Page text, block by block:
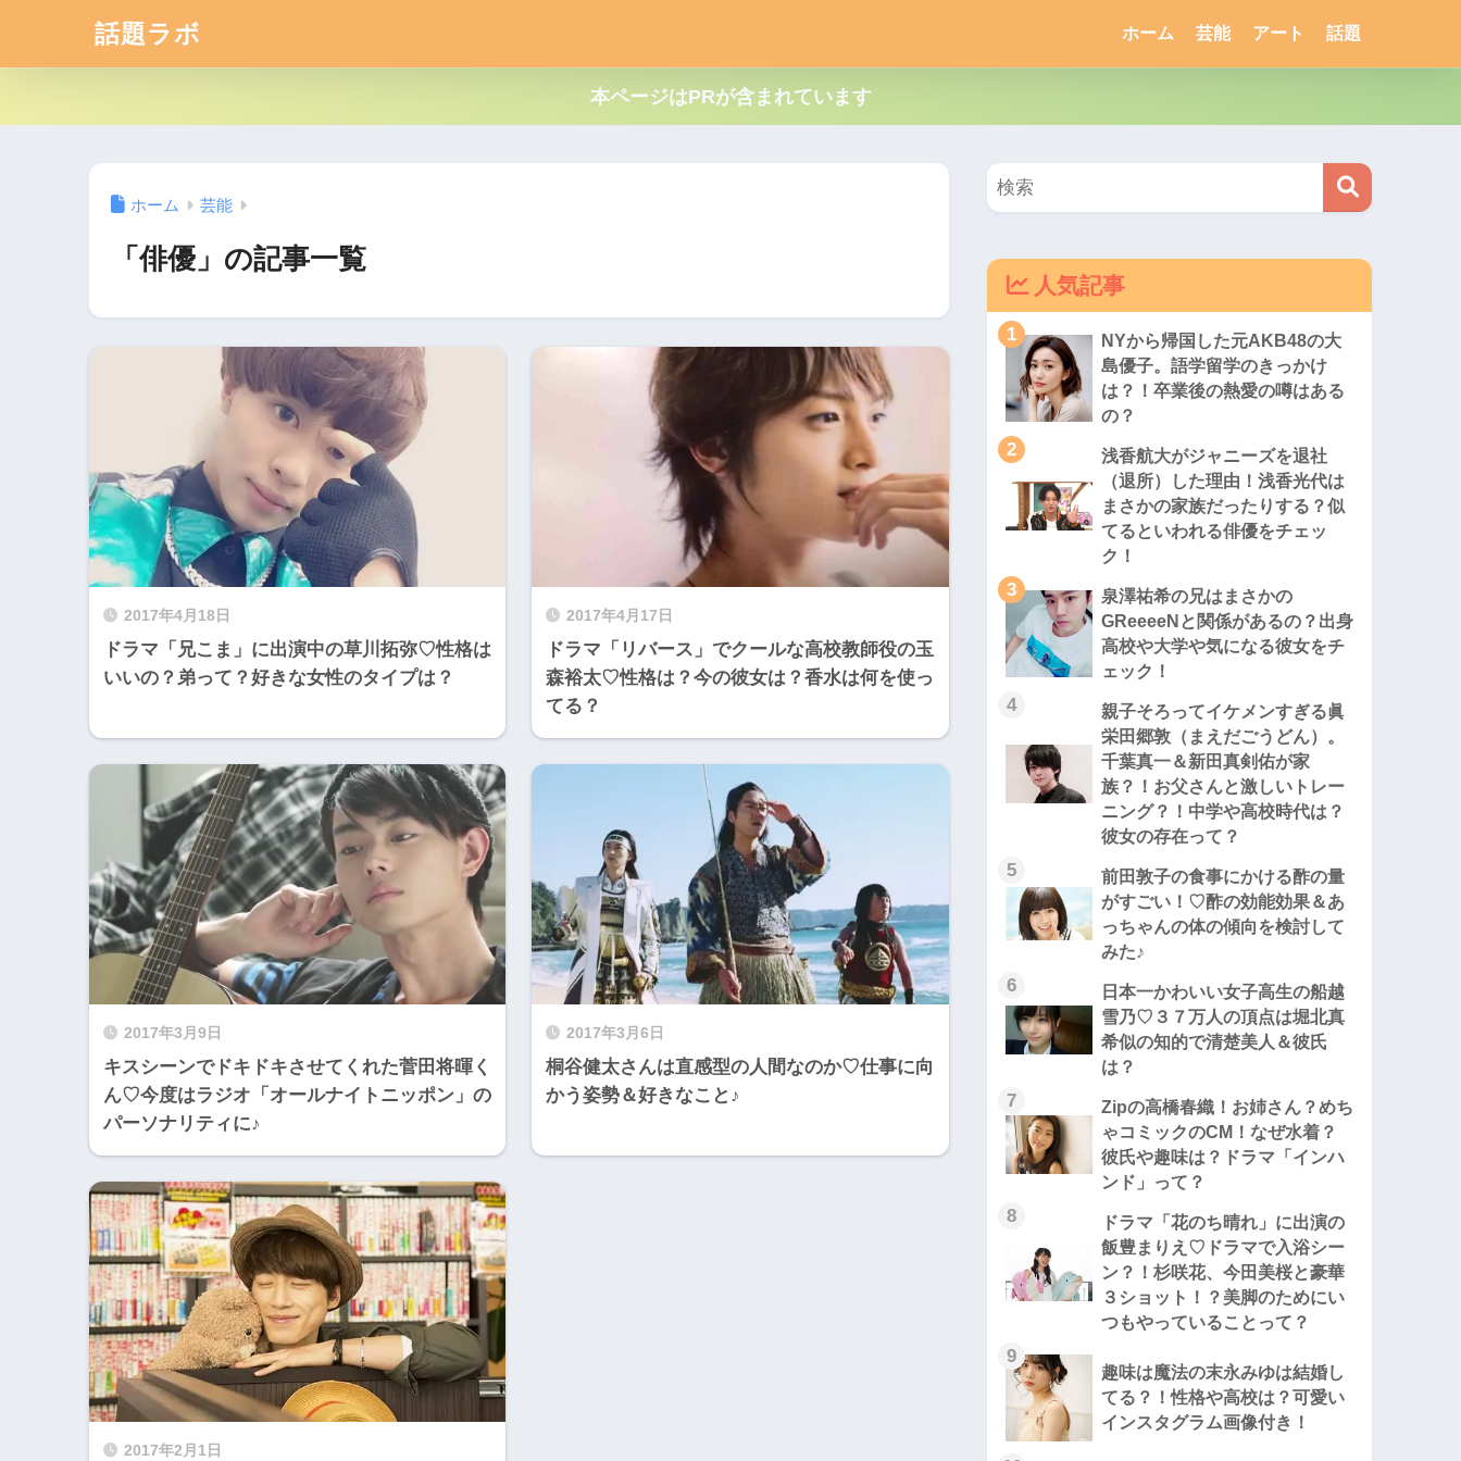
話題ラボ ホーム 芸能 アート 話題
本ページはPRが含まれています
ホーム 芸能
「俳優」の記事一覧
2017年4月18日
ドラマ「兄こま」に出演中の草川拓弥♡性格は
いいの？弟って？好きな女性のタイプは？
2017年4月17日
ドラマ「リバース」でクールな高校教師役の玉
森裕太♡性格は？今の彼女は？香水は何を使っ
てる？
2017年3月9日
キスシーンでドキドキさせてくれた菅田将暉く
ん♡今度はラジオ「オールナイトニッポン」の
パーソナリティに♪
2017年3月6日
桐谷健太さんは直感型の人間なのか♡仕事に向
かう姿勢＆好きなこと♪
2017年2月1日
人気記事
1
NYから帰国した元AKB48の大
島優子。語学留学のきっかけ
は？！卒業後の熱愛の噂はある
の？
2
浅香航大がジャニーズを退社
（退所）した理由！浅香光代は
まさかの家族だったりする？似
てるといわれる俳優をチェッ
ク！
3
泉澤祐希の兄はまさかの
GReeeeNと関係があるの？出身
高校や大学や気になる彼女をチ
ェック！
4
親子そろってイケメンすぎる眞
栄田郷敦（まえだごうどん）。
千葉真一＆新田真剣佑が家
族？！お父さんと激しいトレー
ニング？！中学や高校時代は？
彼女の存在って？
5
前田敦子の食事にかける酢の量
がすごい！♡酢の効能効果＆あ
っちゃんの体の傾向を検討して
みた♪
6
日本一かわいい女子高生の船越
雪乃♡３７万人の頂点は堀北真
希似の知的で清楚美人＆彼氏
は？
7
Zipの高橋春織！お姉さん？めち
ゃコミックのCM！なぜ水着？
彼氏や趣味は？ドラマ「インハ
ンド」って？
8
ドラマ「花のち晴れ」に出演の
飯豊まりえ♡ドラマで入浴シー
ン？！杉咲花、今田美桜と豪華
３ショット！？美脚のためにい
つもやっていることって？
9
趣味は魔法の末永みゆは結婚し
てる？！性格や高校は？可愛い
インスタグラム画像付き！